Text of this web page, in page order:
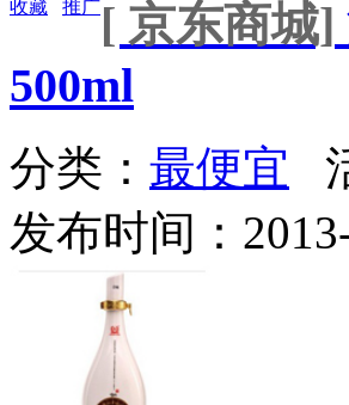
收藏 推广[ 京东商城]
500ml
分类： 最便宜
发布时间：